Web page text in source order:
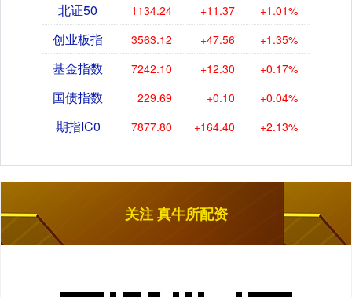
北证50 1134.24 +11.37 +1.01%
创业板指 3563.12 +47.56 +1.35%
基金指数 7242.10 +12.30 +0.17%
国债指数 229.69 +0.10 +0.04%
期指IC0 7877.80 +164.40 +2.13%
关注 真牛所配资